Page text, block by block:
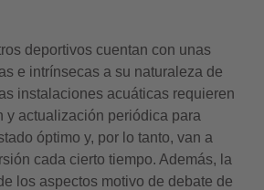
deportivos cuentan con unas
e intrínsecas a su naturaleza de
instalaciones acuáticas requieren
y actualización periódica para
óptimo y, por lo tanto, van a
cada cierto tiempo. Además, la
los aspectos motivo de debate de